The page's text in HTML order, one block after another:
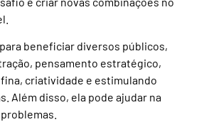
beneficiar diversos públicos,
pensamento estratégico,
criatividade e estimulando
Além disso, ela pode ajudar na